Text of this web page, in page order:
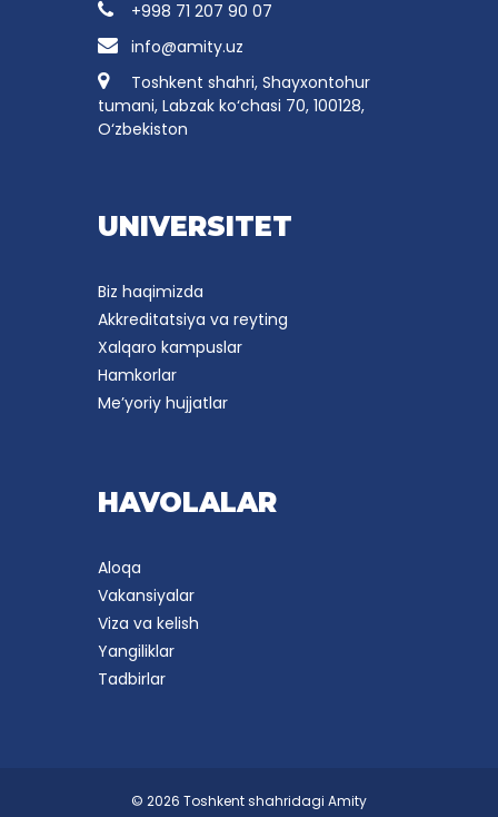
+998 71 207 90 07
info@amity.uz
Toshkent shahri, Shayxontohur
tumani, Labzak ko‘chasi 70, 100128,
O‘zbekiston
UNIVERSITET
Biz haqimizda
Akkreditatsiya va reyting
Xalqaro kampuslar
Hamkorlar
Me’yoriy hujjatlar
HAVOLALAR
Aloqa
Vakansiyalar
Viza va kelish
Yangiliklar
Tadbirlar
© 2026 Toshkent shahridagi Amity